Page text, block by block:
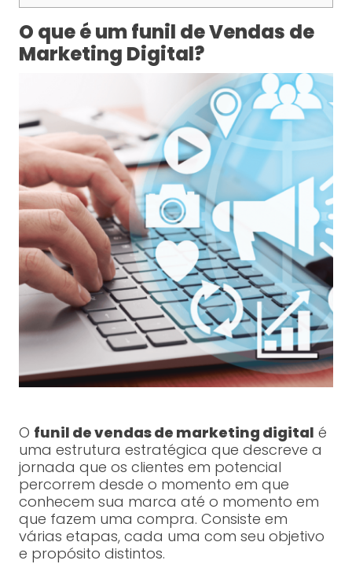
O que é um funil de Vendas de
Marketing Digital?
O funil de vendas de marketing digital é
uma estrutura estratégica que descreve a
jornada que os clientes em potencial
percorrem desde o momento em que
conhecem sua marca até o momento em
que fazem uma compra. Consiste em
várias etapas, cada uma com seu objetivo
e propósito distintos.